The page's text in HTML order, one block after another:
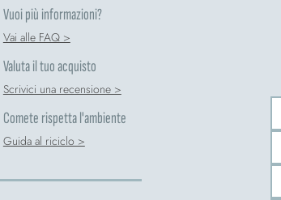
Vuoi più informazioni?
Vai alle FAQ >
Valuta il tuo acquisto
Scrivici una recensione >
Comete rispetta l'ambiente
Guida al riciclo >